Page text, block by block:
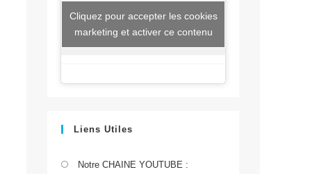
Cliquez pour accepter les cookies
marketing et activer ce contenu
Liens Utiles
Notre CHAINE YOUTUBE :